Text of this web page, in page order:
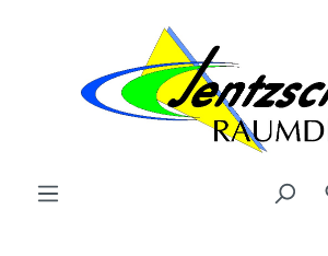
Zum Hauptinhalt springen